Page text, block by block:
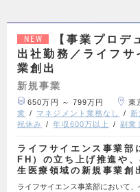
NEW
【事業プロデ
出社勤務／ライフサ
業創出
新規事業
650万円 ～ 799万円 東
業
マネジメント業務なし
祝休み
年収600万以上 副業
ライフサイエンス事業部
FH）の立ち上げ推進や
生医療領域の新規事業創
ライフサイエンス事業部において